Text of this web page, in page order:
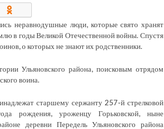
неравнодушные люди, которые свято хранят
в годы Великой Отечественной войны. Спустя
о которых не знают их родственники.
Ульяновского района, поисковым отрядом
воина.
старшему сержанту 257-й стрелковой
рождения, уроженцу Горьковской, ныне
деревни Передель Ульяновского района